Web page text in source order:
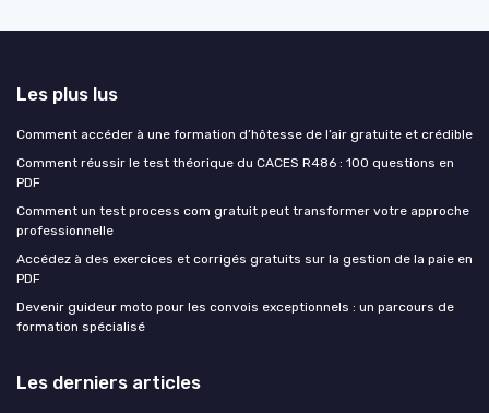
Les plus lus
Comment accéder à une formation d’hôtesse de l’air gratuite et crédible
Comment réussir le test théorique du CACES R486 : 100 questions en
PDF
Comment un test process com gratuit peut transformer votre approche
professionnelle
Accédez à des exercices et corrigés gratuits sur la gestion de la paie en
PDF
Devenir guideur moto pour les convois exceptionnels : un parcours de
formation spécialisé
Les derniers articles